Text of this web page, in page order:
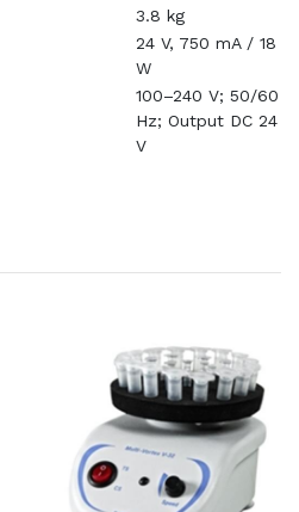
3.8 kg
24 V, 750 mA / 18
W
100–240 V; 50/60
Hz; Output DC 24
V